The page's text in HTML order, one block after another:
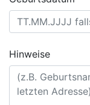
Hinweise